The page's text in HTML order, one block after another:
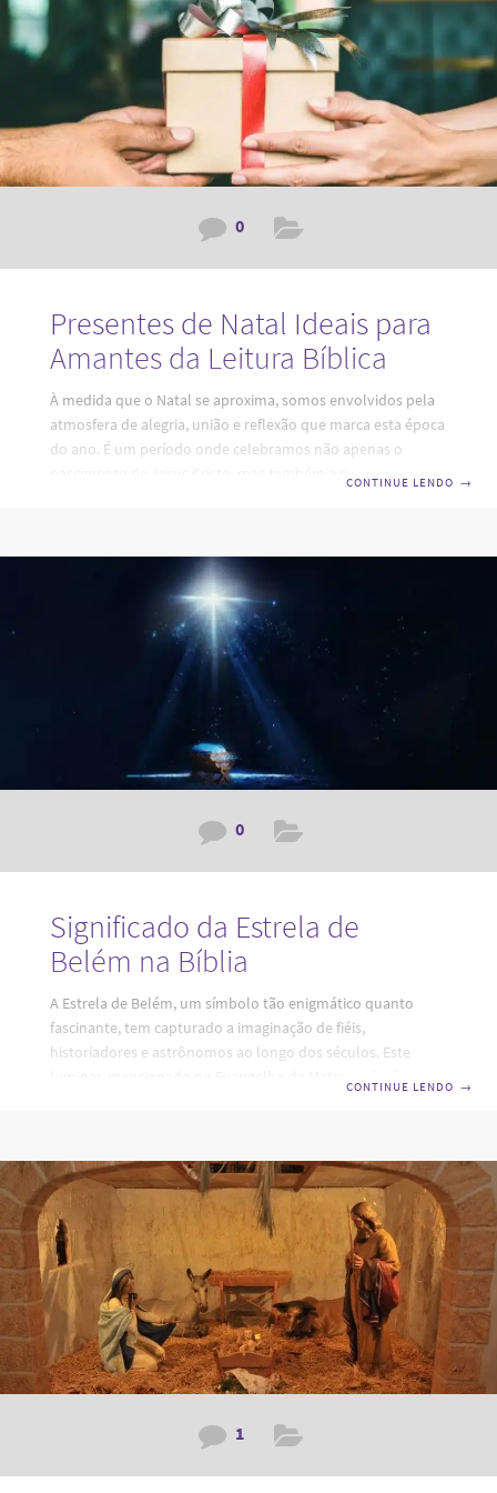
continentes. Ao mencionar Tradições de Natal,
0
Presentes de Natal Ideais para
Amantes da Leitura Bíblica
À medida que o Natal se aproxima, somos envolvidos pela
atmosfera de alegria, união e reflexão que marca esta época
do ano. É um período onde celebramos não apenas o
quando reflete as paixões e interesses da pessoa que o
recebe. Para aqueles que nutrem um amor
CONTINUE LENDO →
0
Significado da Estrela de
Belém na Bíblia
A Estrela de Belém, um símbolo tão enigmático quanto
fascinante, tem capturado a imaginação de fiéis,
historiadores e astrônomos ao longo dos séculos. Este
natalina, transcende um mero acontecimento astronômico,
incorporando-se profundamente nas tradições e rituais do
Cristianismo. Esta introdução visa explorar as múltiplas
camadas de significado atribuídas à Estrela
CONTINUE LENDO →
1